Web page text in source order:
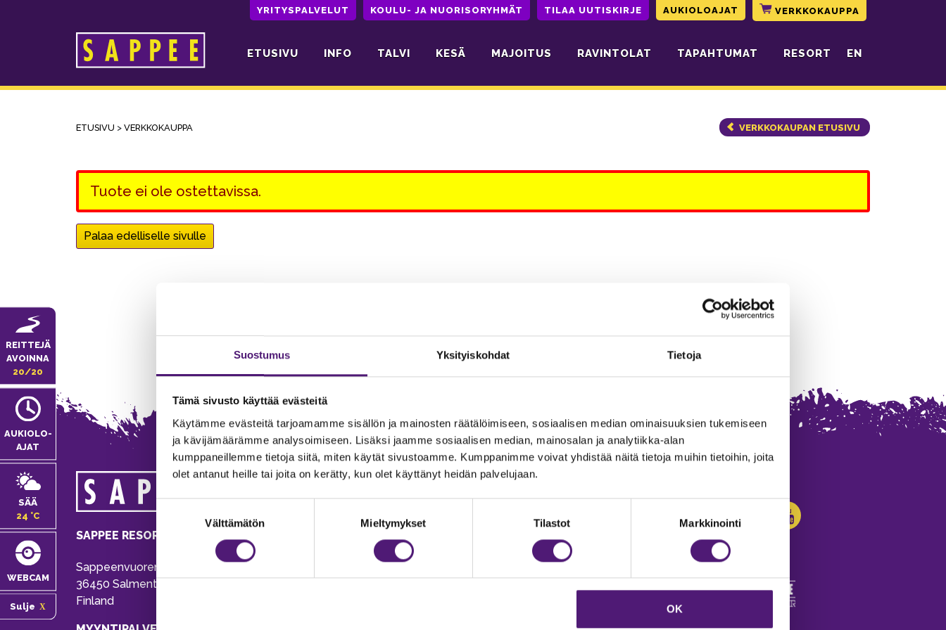
Suostumus Yksityiskohdat Tietoja
Tämä sivusto käyttää evästeitä
Käytämme evästeitä tarjoamamme sisällön ja mainosten räätälöimiseen, sosiaalisen median ominaisuuksien tukemiseen
ja kävijämäärämme analysoimiseen. Lisäksi jaamme sosiaalisen median, mainosalan ja analytiikka-alan
kumppaneillemme tietoja siitä, miten käytät sivustoamme. Kumppanimme voivat yhdistää näitä tietoja muihin tietoihin, joita
olet antanut heille tai joita on kerätty, kun olet käyttänyt heidän palvelujaan.
Välttämätön Mieltymykset Tilastot Markkinointi
OK
YRITYSPALVELUT KOULU- JA NUORISORYHMÄT TILAA UUTISKIRJE AUKIOLOAJAT VERKKOKAUPPA
Päävalikko ETUSIVU INFO TALVI KESÄ MAJOITUS RAVINTOLAT TAPAHTUMAT RESORT EN
REITTEJÄ
AVOINNA
20/20
AUKIOLO­
AJAT
SÄÄ
24 °C
WEBCAM
Sulje
ETUSIVU > VERKKOKAUPPA VERKKOKAUPAN ETUSIVU
Tuote ei ole ostettavissa.
Palaa edelliselle sivulle
SAPPEE RESORT
Sappeenvuorentie 200
36450 Salmentaka, Pälkäne
Finland
MAJOITUS
020 755 9975
majoitus@sappee.fi
Vastuullisuus
Avoimet työpaikat
Anna palautetta
Evästeasetukset